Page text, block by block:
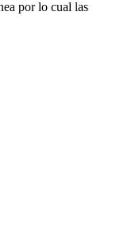
por lo cual las